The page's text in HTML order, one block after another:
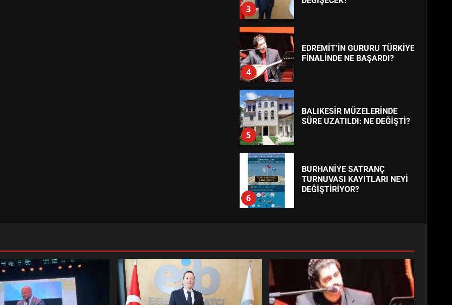
3
4
EDREMİT’İN GURURU TÜRKİYE
FİNALİNDE NE BAŞARDI?
5
BALIKESİR MÜZELERİNDE
SÜRE UZATILDI: NE DEĞİŞTİ?
6
BURHANİYE SATRANÇ
TURNUVASI KAYITLARI NEYİ
DEĞİŞTİRİYOR?
7
YÖNETİM NASIL ŞEKİLLENDİ?
AYVALIK SU MİRASI İÇİN